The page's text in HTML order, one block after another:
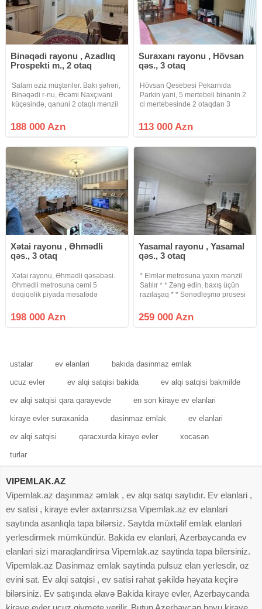
Binəqədi rayonu , Azadlıq
Prospekti m., 2 otaq
Salam əziz müştərilər. Bakı şəhəri,
Binəqədi r-nu, Əcəmi Naxçıvani
küçəsində, qanuni 2 otaqlı mənzil
yararlıdır. Mənzildə su işıq
daimidir. Binada qaz yoxdur, bütün
188 000 Azn
Suraxanı rayonu , Hövsan
qəs., 3 otaq
Hövsan Qesebesi Pekarnida
Parkin yani, 5 mertebeli binanin 2
ci mertebesinde 2 otaqdan 3
cixdi.Leninqrad Layihelidir.Orta
blokdur.Qaz su isiq daimidir.isitme
113 000 Azn
Xətai rayonu , Əhmədli
qəs., 3 otaq
Xətai rayonu, Əhmədli qəsəbəsi.
Əhmədli metrosuna cəmi 5
dəqiqəlik piyada məsafədə
daş binanın 9 mərtəbəsinin 7-ci
mərtəbəsində Mənzil əlverişli
198 000 Azn
Yasamal rayonu , Yasamal
qəs., 3 otaq
* Elmlər metrosuna yaxın mənzil
Satılır * * Zəng edin, baxış üçün
razılaşaq * * Sənədləşmə prosesi
aparılır * * Binanın tipi : köhnə tikili
* Otaq Sayı : 3 otaqlı * Mərtəbə :
259 000 Azn
ustalar ev elanlari bakida dasinmaz emlak
ucuz evler ev alqi satqisi bakida ev alqi satqisi bakmilde
ev alqi satqisi qara qarayevde en son kiraye ev elanlari
kiraye evler suraxanida dasinmaz emlak ev elanlari
ev alqi satqisi qaracxurda kiraye evler xocəsən
turlar
VIPEMLAK.AZ
Vipemlak.az daşınmaz əmlak , ev alqı satqı saytıdır. Ev elanlari ,
ev satisi , kiraye evler axtarırsızsa Vipemlak.az ev elanlari
saytında asanlıqla tapa bilərsiz. Saytda müxtəlif emlak elanlari
yerlesdirmek mümkündür. Bakida ev elanlari, Azerbaycanda ev
elanlari sizi maraqlandirirsa Vipemlak.az saytinda tapa bilersiniz.
Vipemlak.az Dasinmaz emlak saytinda pulsuz elan yerlesdir, oz
evini sat. Ev alqi satqisi , ev satisi rahat şəkildə həyata keçirə
bilərsiniz. Ev satışında əlavə Bakida kiraye evler, Azerbaycanda